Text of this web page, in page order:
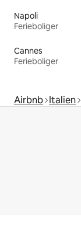
Napoli
Ferieboliger
Cannes
Ferieboliger
Airbnb Italien